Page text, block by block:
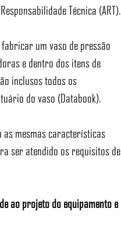
Técnica (ART).
um vaso de pressão
e dentro dos itens de
inclusos todos os
do vaso (Databook).
as mesmas características
ser atendido os requisitos de
ao projeto do equipamento e